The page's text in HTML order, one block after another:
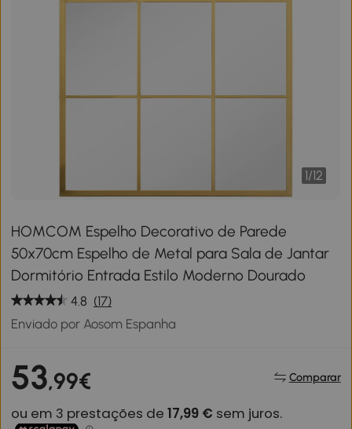
1/12
HOMCOM Espelho Decorativo de Parede
50x70cm Espelho de Metal para Sala de Jantar
Dormitório Entrada Estilo Moderno Dourado
4.8 (17)
Enviado por Aosom Espanha
53,99€ Comparar